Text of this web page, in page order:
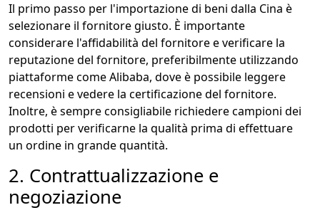
Il primo passo per l'importazione di beni dalla Cina è
selezionare il fornitore giusto. È importante
considerare l'affidabilità del fornitore everificare la
reputazione del fornitore, preferibilmente utilizzando
piattaforme come Alibaba, dove è possibile leggere
recensioni e vedere la certificazione del fornitore.
Inoltre, èsempre consigliabile richiedere campioni dei
prodotti per verificarne la qualità prima di effettuare
un ordine in grande quantità.
2. Contrattualizzazione e
negoziazione